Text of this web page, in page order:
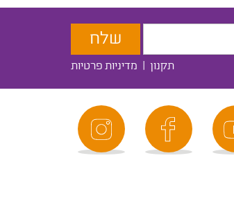
תקנון | מדיניות פרטיות